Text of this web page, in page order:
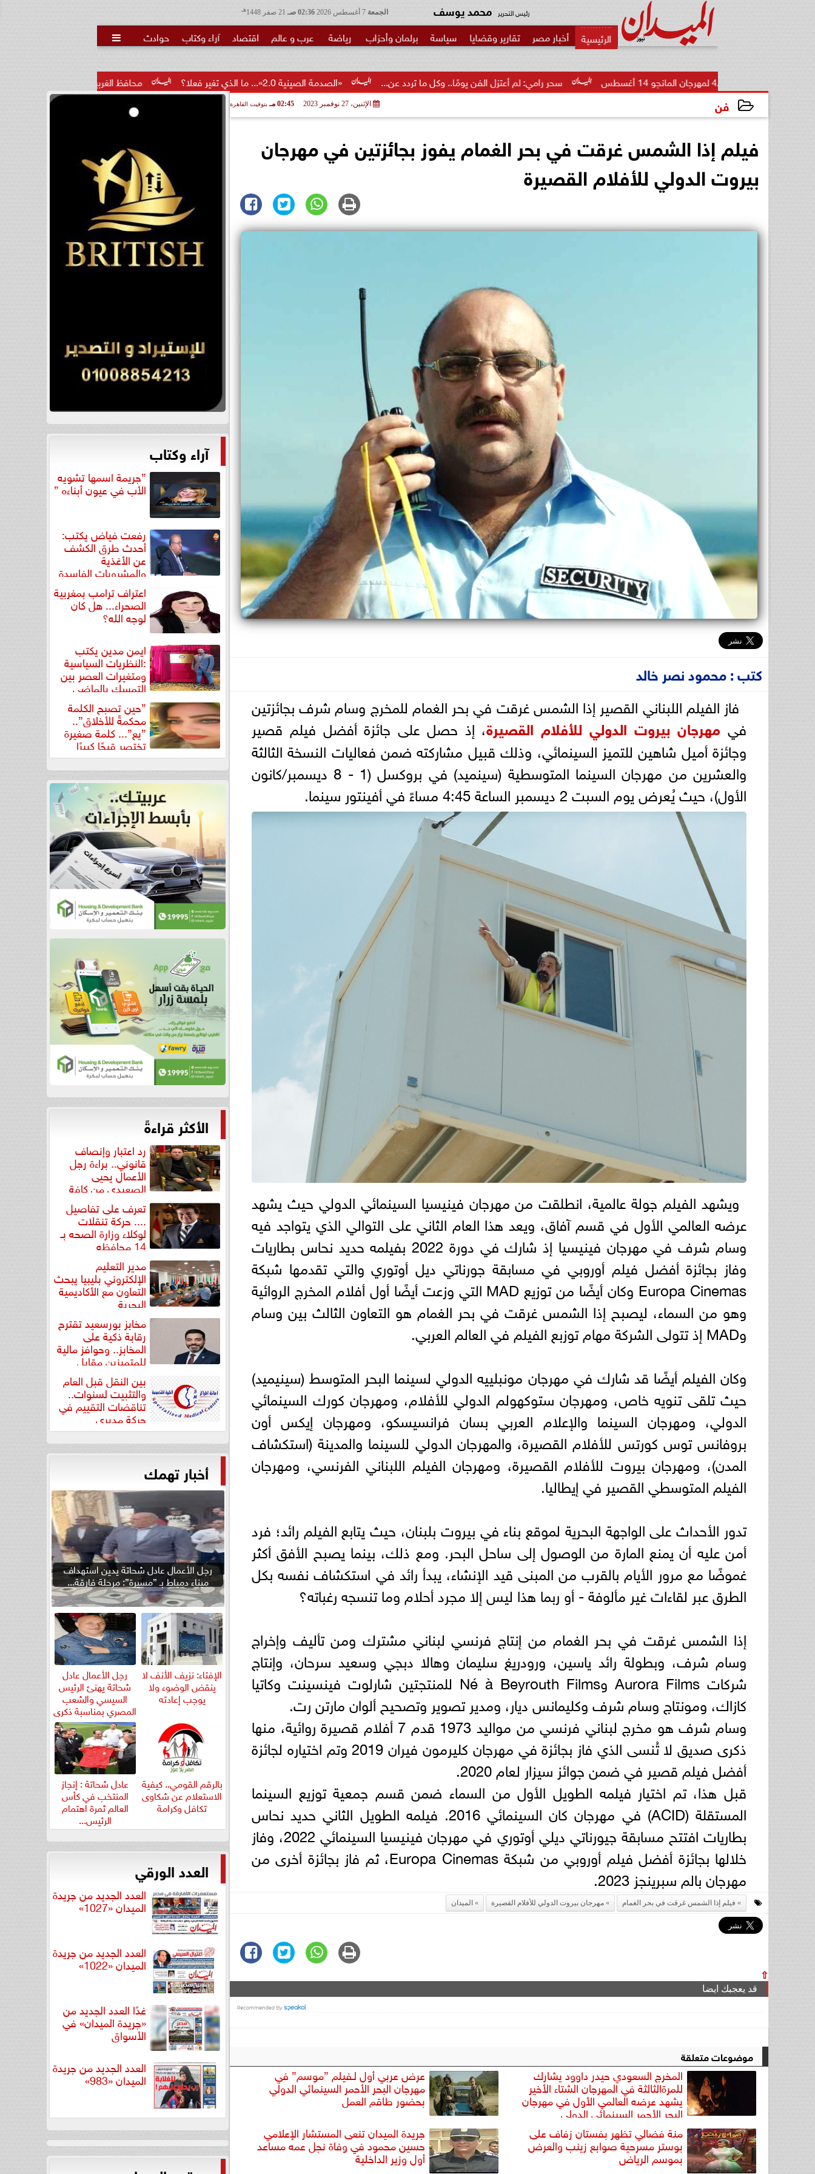
الجمعة 02:36 صـ هـ رئيس التحرير محمد يوسف
أخبار مصر تقارير وقضايا سياسة برلمان وأحزاب رياضة عرب و عالم اقتصاد آراء وكتاب حوادث 
محافظ الغربية يكرم 100 من أوائل الجمهورية والمحافظة ويؤكد: الاستثمار... «الصدمة الصينية 2.0»... ما الذي تغير فعلا؟ سحر رامي: لم أعتزل الفن يومًا.. وكل ما تردد عن...
فن الإثنين، 27 نوفمبر 2023 02:45 مـ بتوقيت القاهرة
فيلم إذا الشمس غرقت في بحر الغمام يفوز بجائزتين في مهرجان
بيروت الدولي للأفلام القصيرة
كتب : محمود نصر خالد
فاز الفيلم اللبناني القصير إذا الشمس غرقت في بحر الغمام للمخرج وسام شرف بجائزتين
في مهرجان بيروت الدولي للأفلام القصيرة، إذ حصل على جائزة أفضل فيلم قصير
وجائزة أميل شاهين للتميز السينمائي، وذلك قبيل مشاركته ضمن فعاليات النسخة الثالثة
والعشرين من مهرجان السينما المتوسطية (سينميد) في بروكسل (1 - 8 ديسمبر/كانون
الأول)، حيث يُعرض يوم السبت 2 ديسمبر الساعة 4:45 مساءً في أفينتور سينما.
ويشهد الفيلم جولة عالمية، انطلقت من مهرجان فينيسيا السينمائي الدولي حيث يشهد
عرضه العالمي الأول في قسم آفاق، ويعد هذا العام الثاني على التوالي الذي يتواجد فيه
وسام شرف في مهرجان فينيسيا إذ شارك في دورة 2022 بفيلمه حديد نحاس بطاريات
وفاز بجائزة أفضل فيلم أوروبي في مسابقة جورناتي ديل أوتوري والتي تقدمها شبكة
Europa Cinemas وكان أيضًا من توزيع MAD التي وزعت أيضًا أول أفلام المخرج الروائية
وهو من السماء، ليصبح إذا الشمس غرقت في بحر الغمام هو التعاون الثالث بين وسام
وMAD إذ تتولى الشركة مهام توزبع الفيلم في العالم العربي.
وكان الفيلم أيضًا قد شارك في مهرجان مونبلييه الدولي لسينما البحر المتوسط (سينيميد)
حيث تلقى تنويه خاص، ومهرجان ستوكهولم الدولي للأفلام، ومهرجان كورك السينمائي
الدولي، ومهرجان السينما والإعلام العربي بسان فرانسيسكو، ومهرجان إيكس أون
بروفانس توس كورتس للأفلام القصيرة، والمهرجان الدولي للسينما والمدينة (استكشاف
المدن)، ومهرجان بيروت للأفلام القصيرة، ومهرجان الفيلم اللبناني الفرنسي، ومهرجان
الفيلم المتوسطي القصير في إيطاليا.
تدور الأحداث على الواجهة البحرية لموقع بناء في بيروت بلبنان، حيث يتابع الفيلم رائد؛ فرد
أمن عليه أن يمنع المارة من الوصول إلى ساحل البحر. ومع ذلك، بينما يصبح الأفق أكثر
غموضًا مع مرور الأيام بالقرب من المبنى قيد الإنشاء، يبدأ رائد في استكشاف نفسه بكل
الطرق عبر لقاءات غير مألوفة - أو ربما هذا ليس إلا مجرد أحلام وما تنسجه رغباته؟
إذا الشمس غرقت في بحر الغمام من إنتاج فرنسي لبناني مشترك ومن تأليف وإخراج
وسام شرف، وبطولة رائد ياسين، ورودريغ سليمان وهالا دبجي وسعيد سرحان، وإنتاج
شركات Aurora Films وNé à Beyrouth Films للمنتجتين شارلوت فينسينت وكاتيا
كازاك، ومونتاج وسام شرف وكليمانس ديار، ومدير تصوير وتصحيح ألوان مارتن رت.
وسام شرف هو مخرج لبناني فرنسي من مواليد 1973 قدم 7 أفلام قصيرة روائية، منها
ذكرى صديق لا تُنسى الذي فاز بجائزة في مهرجان كليرمون فيران 2019 وتم اختياره لجائزة
أفضل فيلم قصير في ضمن جوائز سيزار لعام 2020.
قبل هذا، تم اختيار فيلمه الطويل الأول من السماء ضمن قسم جمعية توزيع السينما
المستقلة (ACID) في مهرجان كان السينمائي 2016. فيلمه الطويل الثاني حديد نحاس
بطاريات افتتح مسابقة جيورناتي ديلي أوتوري في مهرجان فينيسيا السينمائي 2022، وفاز
خلالها بجائزة أفضل فيلم أوروبي من شبكة Europa Cinemas، ثم فاز بجائزة أخرى من
مهرجان بالم سبرينجز 2023.
فيلم إذا الشمس غرقت في بحر الغمام مهرجان بيروت الدولي للأفلام القصيرة الميدان
⇧
قد يعجبك ايضا
موضوعات متعلقة
المخرج السعودي حيدر داوود يشارك
للمرةالثالثة في المهرجان الشتاء الأخير
يشهد عرضه العالمي الأول في مهرجان
البحر الأحمر السينمائي الدولي
عرض عربي أول لـفيلم ”موسم” في
مهرجان البحر الأحمر السينمائي الدولي
بحضور طاقم العمل
منة فضالي تظهر بفستان زفاف على
بوستر مسرحية صوابع زينب والعرض
بموسم الرياض
جريدة الميدان تنعى المستشار الإعلامي
حسين محمود في وفاة نجل عمه مساعد
أول وزير الداخلية
آراء وكتاب
”جريمة اسمها تشويه
الأب في عيون أبناءه ”
رفعت فياض يكتب:
أحدث طرق الكشف
عن الأغذية
والمشروبات الفاسدة
اعتراف ترامب بمغربية
الصحراء... هل كان
لوجه الله؟
ايمن مدين يكتب
:النظريات السياسية
ومتغيرات العصر بين
التمسك بالماضي
ومواجهة تحديات...”حين تصبح الكلمة
محكمةً للأخلاق”..
”يع”... كلمة صغيرة
تختصر قبحًا كبيرًا
الأكثر قراءةً
رد اعتبار وإنصاف
قانوني.. براءة رجل
الأعمال يحيى
الصعيدي من كافة
التهم... تعرف على تفاصيل
.... حركة تنقلات
لوكلاء وزارة الصحه بـ
14 محافظه
مدير التعليم
الإلكتروني بليبيا يبحث
التعاون مع الأكاديمية
البحرية
مخابز بورسعيد تقترح
رقابة ذكية على
المخابز.. وحوافز مالية
للمتميزين مقابل
بين النقل قبل العام
والتثبيت لسنوات..
تناقضات التقييم في
حركة مديري
”مستشفيات...
أخبار تهمك
رجل الأعمال عادل شحاتة يدين استهداف
ميناء دمياط بـ ”مسيرة”: مرحلة فارقة...
الإفتاء: نزيف الأنف لا
ينقض الوضوء ولا
يوجب إعادته
رجل الأعمال عادل
شحاتة يهنئ الرئيس
السيسي والشعب
المصري بمناسبة ذكرى
ثورة...
بالرقم القومي.. كيفية
الاستعلام عن شكاوى
تكافل وكرامة
عادل شحاتة : إنجاز
المنتخب في كأس
العالم ثمرة اهتمام
الرئيس...
العدد الورقي
العدد الجديد من جريدة
الميدان «1027»
العدد الجديد من جريدة
الميدان «1022»
غدًا العدد الجديد من
«جريدة الميدان» في
الأسواق
العدد الجديد من جريدة
الميدان «983»